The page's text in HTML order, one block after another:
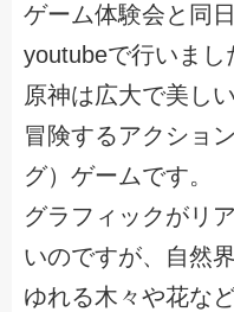
ゲーム体験会と同
youtubeで行いまし
原神は広大で美し
冒険するアクショ
グ）ゲームです。
グラフィックがリ
いのですが、自然
ゆれる木々や花な